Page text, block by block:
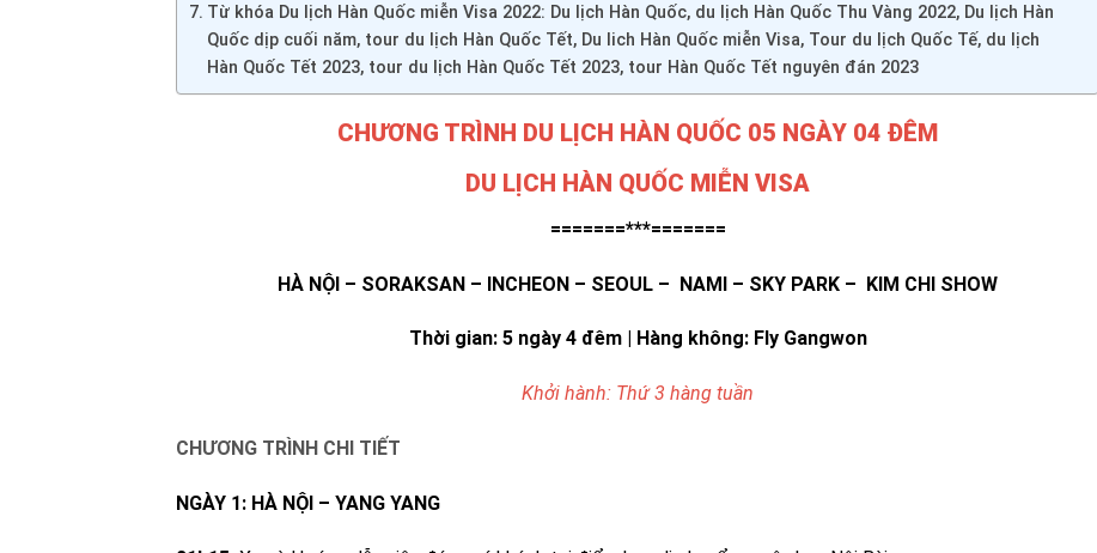
Từ khóa Du lịch Hàn Quốc miễn Visa 2022: Du lịch Hàn Quốc, du lịch Hàn Quốc Thu Vàng 2022, Du lịch Hàn
Quốc dịp cuối năm, tour du lịch Hàn Quốc Tết, Du lich Hàn Quốc miễn Visa, Tour du lịch Quốc Tế, du lịch
Hàn Quốc Tết 2023, tour du lịch Hàn Quốc Tết 2023, tour Hàn Quốc Tết nguyên đán 2023
CHƯƠNG TRÌNH DU LỊCH HÀN QUỐC 05 NGÀY 04 ĐÊM
DU LỊCH HÀN QUỐC MIỄN VISA
=======***=======
HÀ NỘI – SORAKSAN – INCHEON – SEOUL – NAMI – SKY PARK – KIM CHI SHOW
Thời gian: 5 ngày 4 đêm | Hàng không: Fly Gangwon
Khởi hành: Thứ 3 hàng tuần
CHƯƠNG TRÌNH CHI TIẾT
NGÀY 1: HÀ NỘI – YANG YANG